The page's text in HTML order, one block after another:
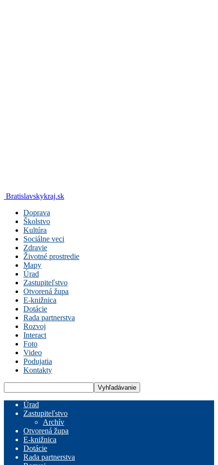
Bratislavskykraj.sk
Doprava
Školstvo
Kultúra
Sociálne veci
Zdravie
Životné prostredie
Mapy
Úrad
Zastupiteľstvo
Otvorená župa
E-knižnica
Dotácie
Rada partnerstva
Rozvoj
Interact
Foto
Video
Podujatia
Kontakty
Úrad
Zastupiteľstvo
Archív
Otvorená župa
E-knižnica
Dotácie
Rada partnerstva